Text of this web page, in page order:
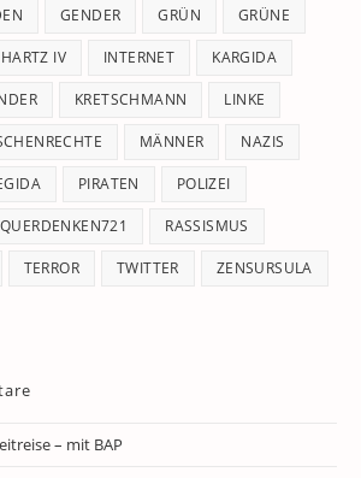
GENDER GRÜN GRÜNE
HARTZ IV INTERNET KARGIDA
KRETSCHMANN LINKE
MÄNNER NAZIS
PIRATEN POLIZEI
QUERDENKEN721 RASSISMUS
TERROR TWITTER ZENSURSULA
– mit BAP